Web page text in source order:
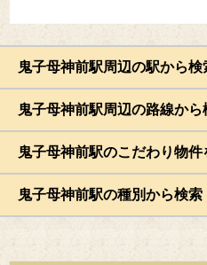
鬼子母神前駅周辺の駅から検
鬼子母神前駅周辺の路線から
鬼子母神前駅のこだわり物件
鬼子母神前駅の種別から検索